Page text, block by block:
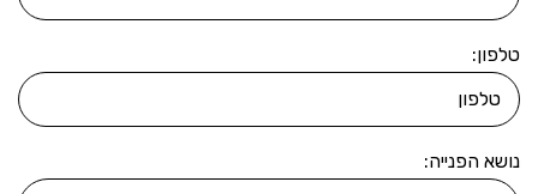
טלפון:
נושא הפנייה: